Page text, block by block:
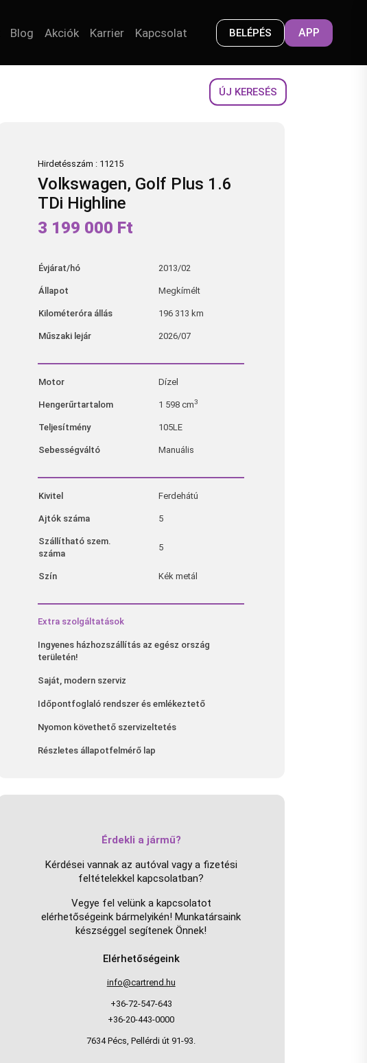
Blog Akciók Karrier Kapcsolat BELÉPÉS APP
ÚJ KERESÉS
Hirdetésszám : 11215
Volkswagen, Golf Plus 1.6
TDi Highline
3 199 000 Ft
Évjárat/hó 2013/02
Állapot Megkímélt
Kilométeróra állás 196 313 km
Műszaki lejár 2026/07
Motor Dízel
Hengerűrtartalom 1 598 cm3
Teljesítmény 105LE
Sebességváltó Manuális
Kivitel Ferdehátú
Ajtók száma 5
Szállítható szem.
száma
5
Szín Kék metál
Extra szolgáltatások
Ingyenes házhozszállítás az egész ország
területén!
Saját, modern szerviz
Időpontfoglaló rendszer és emlékeztető
Nyomon követhető szervizeltetés
Részletes állapotfelmérő lap
Érdekli a jármű?
Kérdései vannak az autóval vagy a fizetési
feltételekkel kapcsolatban?
Vegye fel velünk a kapcsolatot
elérhetőségeink bármelyikén! Munkatársaink
készséggel segítenek Önnek!
Elérhetőségeink
info@cartrend.hu
+36-72-547-643
+36-20-443-0000
7634 Pécs, Pellérdi út 91-93.